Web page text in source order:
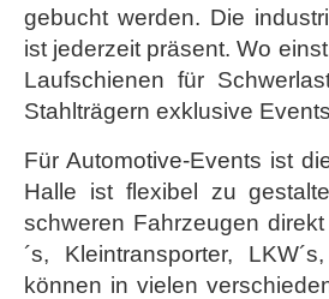
gebucht werden. Die
ist jederzeit präsent. Wo
Laufschienen für
Stahlträgern exklusive
Für Automotive-Events ist
Halle ist flexibel zu
schweren Fahrzeugen
´s, Kleintransporter,
können in vielen